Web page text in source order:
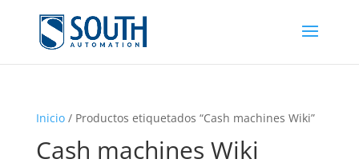
Inicio/ Productos etiquetados “Cash machines Wiki”
Cash machines Wiki